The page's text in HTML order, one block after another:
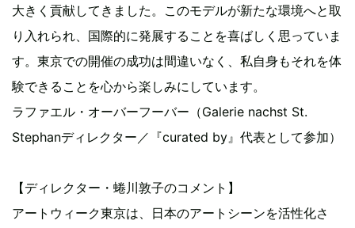
大きく貢献してきました。このモデルが新たな環境へと取
り入れられ、国際的に発展することを喜ばしく思っていま
す。東京での開催の成功は間違いなく、私自身もそれを体
験できることを心から楽しみにしています。
ラファエル・オーバーフーバー（Galerie nachst St.
Stephanディレクター／『curated by』代表として参加）
【ディレクター・蜷川敦子のコメント】
アートウィーク東京は、日本のアートシーンを活性化さ